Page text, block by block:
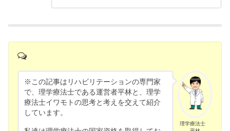
理学療法士
※この記事はリハビリテーションの専門家
で、理学療法士である運営者平林と、理学
療法士イワモトの思考と考えを交えて紹介
しています。